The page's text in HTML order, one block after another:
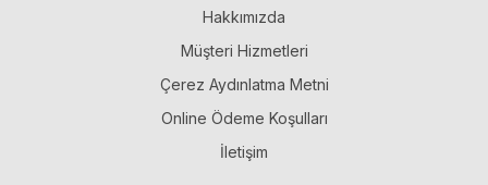
Hakkımızda
Müşteri Hizmetleri
Çerez Aydınlatma Metni
Online Ödeme Koşulları
İletişim